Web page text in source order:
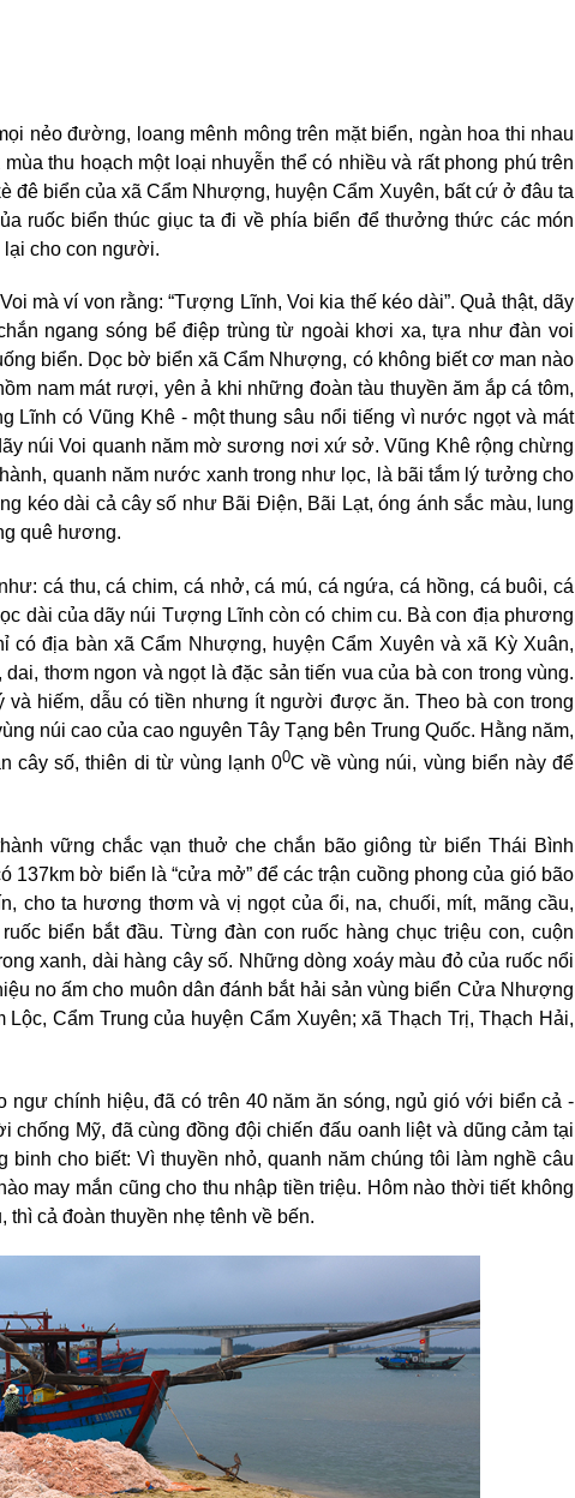
nẻo đường, loang mênh mông trên mặt biển, ngàn hoa thi nhau
thu hoạch một loại nhuyễn thể có nhiều và rất phong phú trên
đê biển của xã Cẩm Nhượng, huyện Cẩm Xuyên, bất cứ ở đâu ta
ruốc biển thúc giục ta đi về phía biển để thưởng thức các món
lại cho con người.
mà ví von rằng: “Tượng Lĩnh, Voi kia thế kéo dài”. Quả thật, dãy
ngang sóng bể điệp trùng từ ngoài khơi xa, tựa như đàn voi
biển. Dọc bờ biển xã Cẩm Nhượng, có không biết cơ man nào
nam mát rượi, yên ả khi những đoàn tàu thuyền ăm ắp cá tôm,
Lĩnh có Vũng Khê - một thung sâu nổi tiếng vì nước ngọt và mát
núi Voi quanh năm mờ sương nơi xứ sở. Vũng Khê rộng chừng
quanh năm nước xanh trong như lọc, là bãi tắm lý tưởng cho
kéo dài cả cây số như Bãi Điện, Bãi Lạt, óng ánh sắc màu, lung
quê hương.
cá thu, cá chim, cá nhở, cá mú, cá ngứa, cá hồng, cá buôi, cá
dài của dãy núi Tượng Lĩnh còn có chim cu. Bà con địa phương
có địa bàn xã Cẩm Nhượng, huyện Cẩm Xuyên và xã Kỳ Xuân,
thơm ngon và ngọt là đặc sản tiến vua của bà con trong vùng.
và hiếm, dẫu có tiền nhưng ít người được ăn. Theo bà con trong
núi cao của cao nguyên Tây Tạng bên Trung Quốc. Hằng năm,
cây số, thiên di từ vùng lạnh 00C về vùng núi, vùng biển này để
vững chắc vạn thuở che chắn bão giông từ biển Thái Bình
bờ biển là “cửa mở” để các trận cuồng phong của gió bão
cho ta hương thơm và vị ngọt của ổi, na, chuối, mít, mãng cầu,
biển bắt đầu. Từng đàn con ruốc hàng chục triệu con, cuộn
xanh, dài hàng cây số. Những dòng xoáy màu đỏ của ruốc nổi
no ấm cho muôn dân đánh bắt hải sản vùng biển Cửa Nhượng
Cẩm Trung của huyện Cẩm Xuyên; xã Thạch Trị, Thạch Hải,
ngư chính hiệu, đã có trên 40 năm ăn sóng, ngủ gió với biển cả -
chống Mỹ, đã cùng đồng đội chiến đấu oanh liệt và dũng cảm tại
cho biết: Vì thuyền nhỏ, quanh năm chúng tôi làm nghề câu
may mắn cũng cho thu nhập tiền triệu. Hôm nào thời tiết không
cả đoàn thuyền nhẹ tênh về bến.